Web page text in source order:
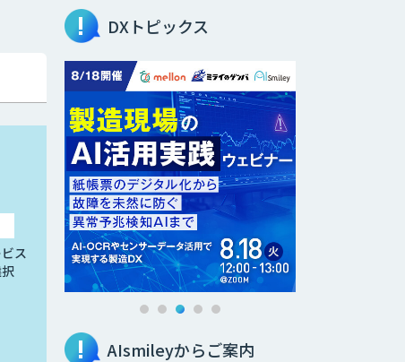
ス
DXトピックス
AIsmileyからご案内